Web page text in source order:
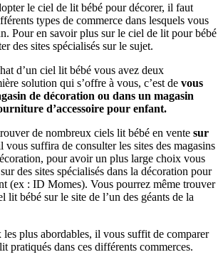
le ciel de lit bébé pour décorer, il faut
types de commerce dans lesquels vous
Pour en savoir plus sur le ciel de lit pour bébé
des sites spécialisés sur le sujet.
d’un ciel lit bébé vous avez deux
solution qui s’offre à vous, c’est de vous
de décoration ou dans un magasin
d’accessoire pour enfant.
de nombreux ciels lit bébé en vente sur
vous suffira de consulter les sites des magasins
pour avoir un plus large choix vous
des sites spécialisés dans la décoration pour
(ex : ID Momes). Vous pourrez même trouver
lit bébé sur le site de l’un des géants de la
plus abordables, il vous suffit de comparer
pratiqués dans ces différents commerces.